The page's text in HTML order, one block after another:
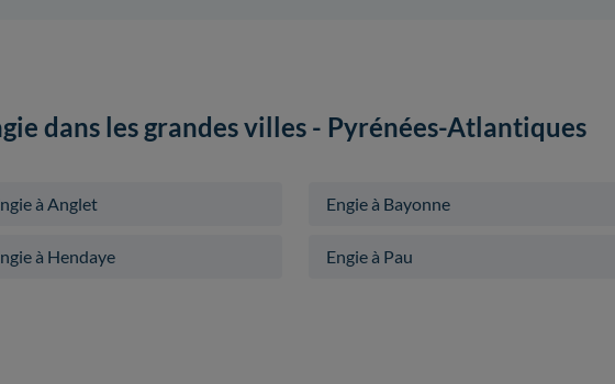
dans les grandes villes - Pyrénées-Atlantiques
à Anglet Engie à Bayonne
à Hendaye Engie à Pau